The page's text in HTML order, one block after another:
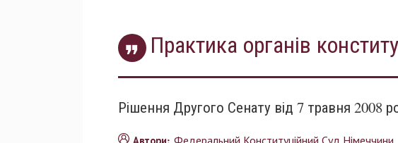
Практика органів
Рішення Другого Сенату від 7 травня 2008
Федеральний Конституційний Суд Німеччини